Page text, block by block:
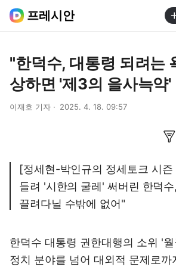
프레시안
"한덕수, 대통령 되려는
상하면 '제3의 을사늑약'
이재호 기자 2025. 4. 18. 09:57
[정세현-박인규의 정세토크 시
들려 '시한의 굴레' 써버린 한덕
끌려다닐 수밖에 없어"
한덕수 대통령 권한대행의 소위 '
정치 분야를 넘어 대외적 문제로까